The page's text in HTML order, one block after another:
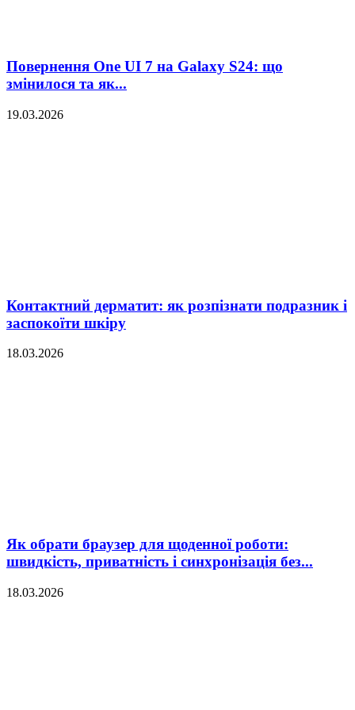
Повернення One UI 7 на Galaxy S24: що
змінилося та як...
19.03.2026
Контактний дерматит: як розпізнати подразник і
заспокоїти шкіру
18.03.2026
Як обрати браузер для щоденної роботи:
швидкість, приватність і синхронізація без...
18.03.2026